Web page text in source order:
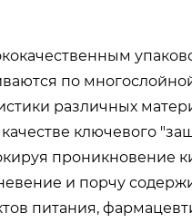
по
различных
ключевого
проникновение
и порчу
питания,